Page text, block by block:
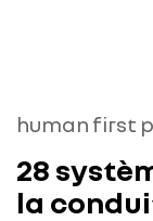
human first
28
la